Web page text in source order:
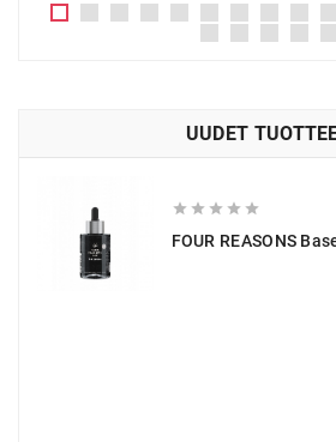
UUDET
    
FOUR REASONS